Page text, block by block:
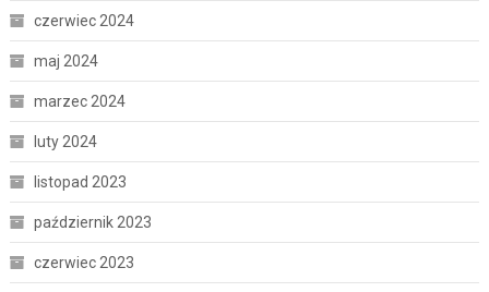
czerwiec 2024
maj 2024
marzec 2024
luty 2024
listopad 2023
październik 2023
czerwiec 2023